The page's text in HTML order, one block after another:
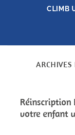
CLIMB
ARCHIVES
Réinscription
votre enfant